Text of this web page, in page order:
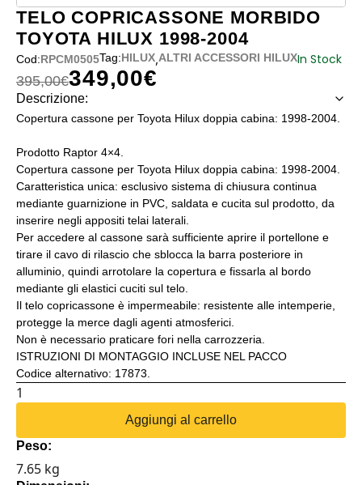
TELO COPRICASSONE MORBIDO
TOYOTA HILUX 1998-2004
Cod:RPCM0505Tag:HILUX,ALTRI ACCESSORI HILUXIn Stock
395,00€
Il prezzo originale era: 395,00€.
349,00€
Il prezzo attuale è: 349,00€.
Descrizione:
Copertura cassone per Toyota Hilux doppia cabina: 1998-2004.
Prodotto Raptor 4×4.
Copertura cassone per Toyota Hilux doppia cabina: 1998-2004.
Caratteristica unica: esclusivo sistema di chiusura continua
mediante guarnizione in PVC, saldata e cucita sul prodotto, da
inserire negli appositi telai laterali.
Per accedere al cassone sarà sufficiente aprire il portellone e
tirare il cavo di rilascio che sblocca la barra posteriore in
alluminio, quindi arrotolare la copertura e fissarla al bordo
mediante gli elastici cuciti sul telo.
Il telo copricassone è impermeabile: resistente alle intemperie,
protegge la merce dagli agenti atmosferici.
Non è necessario praticare fori nella carrozzeria.
ISTRUZIONI DI MONTAGGIO INCLUSE NEL PACCO
Codice alternativo: 17873.
TELO
TOYOTA
HILUX
Aggiungi al carrello
Peso:
7.65 kg